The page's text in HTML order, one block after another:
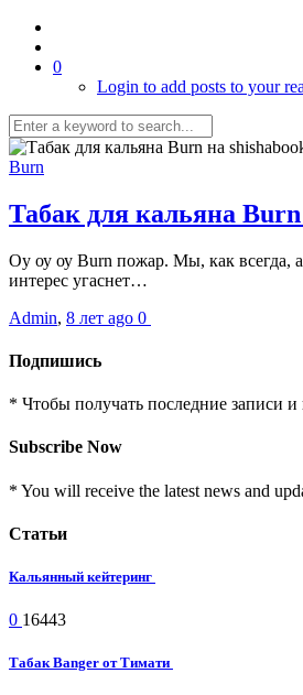
0
Login to add posts to your
Burn
Табак для кальяна Burn
Оу оу оу Burn пожар. Мы, как всегда,
интерес угаснет…
Admin, 8 лет ago 0
Подпишись
* Чтобы получать последние записи
Subscribe Now
* You will receive the latest news and
Статьи
Кальянный кейтеринг
0 16443
Табак Banger от Тимати